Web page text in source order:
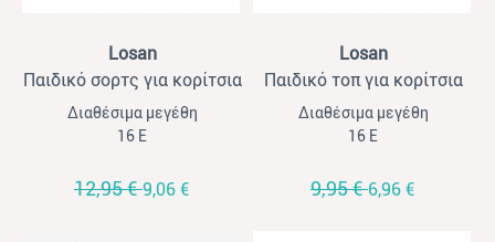
Losan
Παιδικό σορτς για κορίτσια
Losan κοραλί fluo
Διαθέσιμα μεγέθη
16 Ε
12,95 €9,06 €
Losan
Παιδικό τοπ για κορίτσια
all over print Losan κοραλί
fluo
Διαθέσιμα μεγέθη
16 Ε
9,95 €6,96 €